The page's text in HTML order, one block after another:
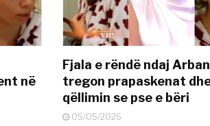
në
Fjala e rëndë ndaj
tregon prapaskenat
qëllimin se pse e bëri
05/05/2026